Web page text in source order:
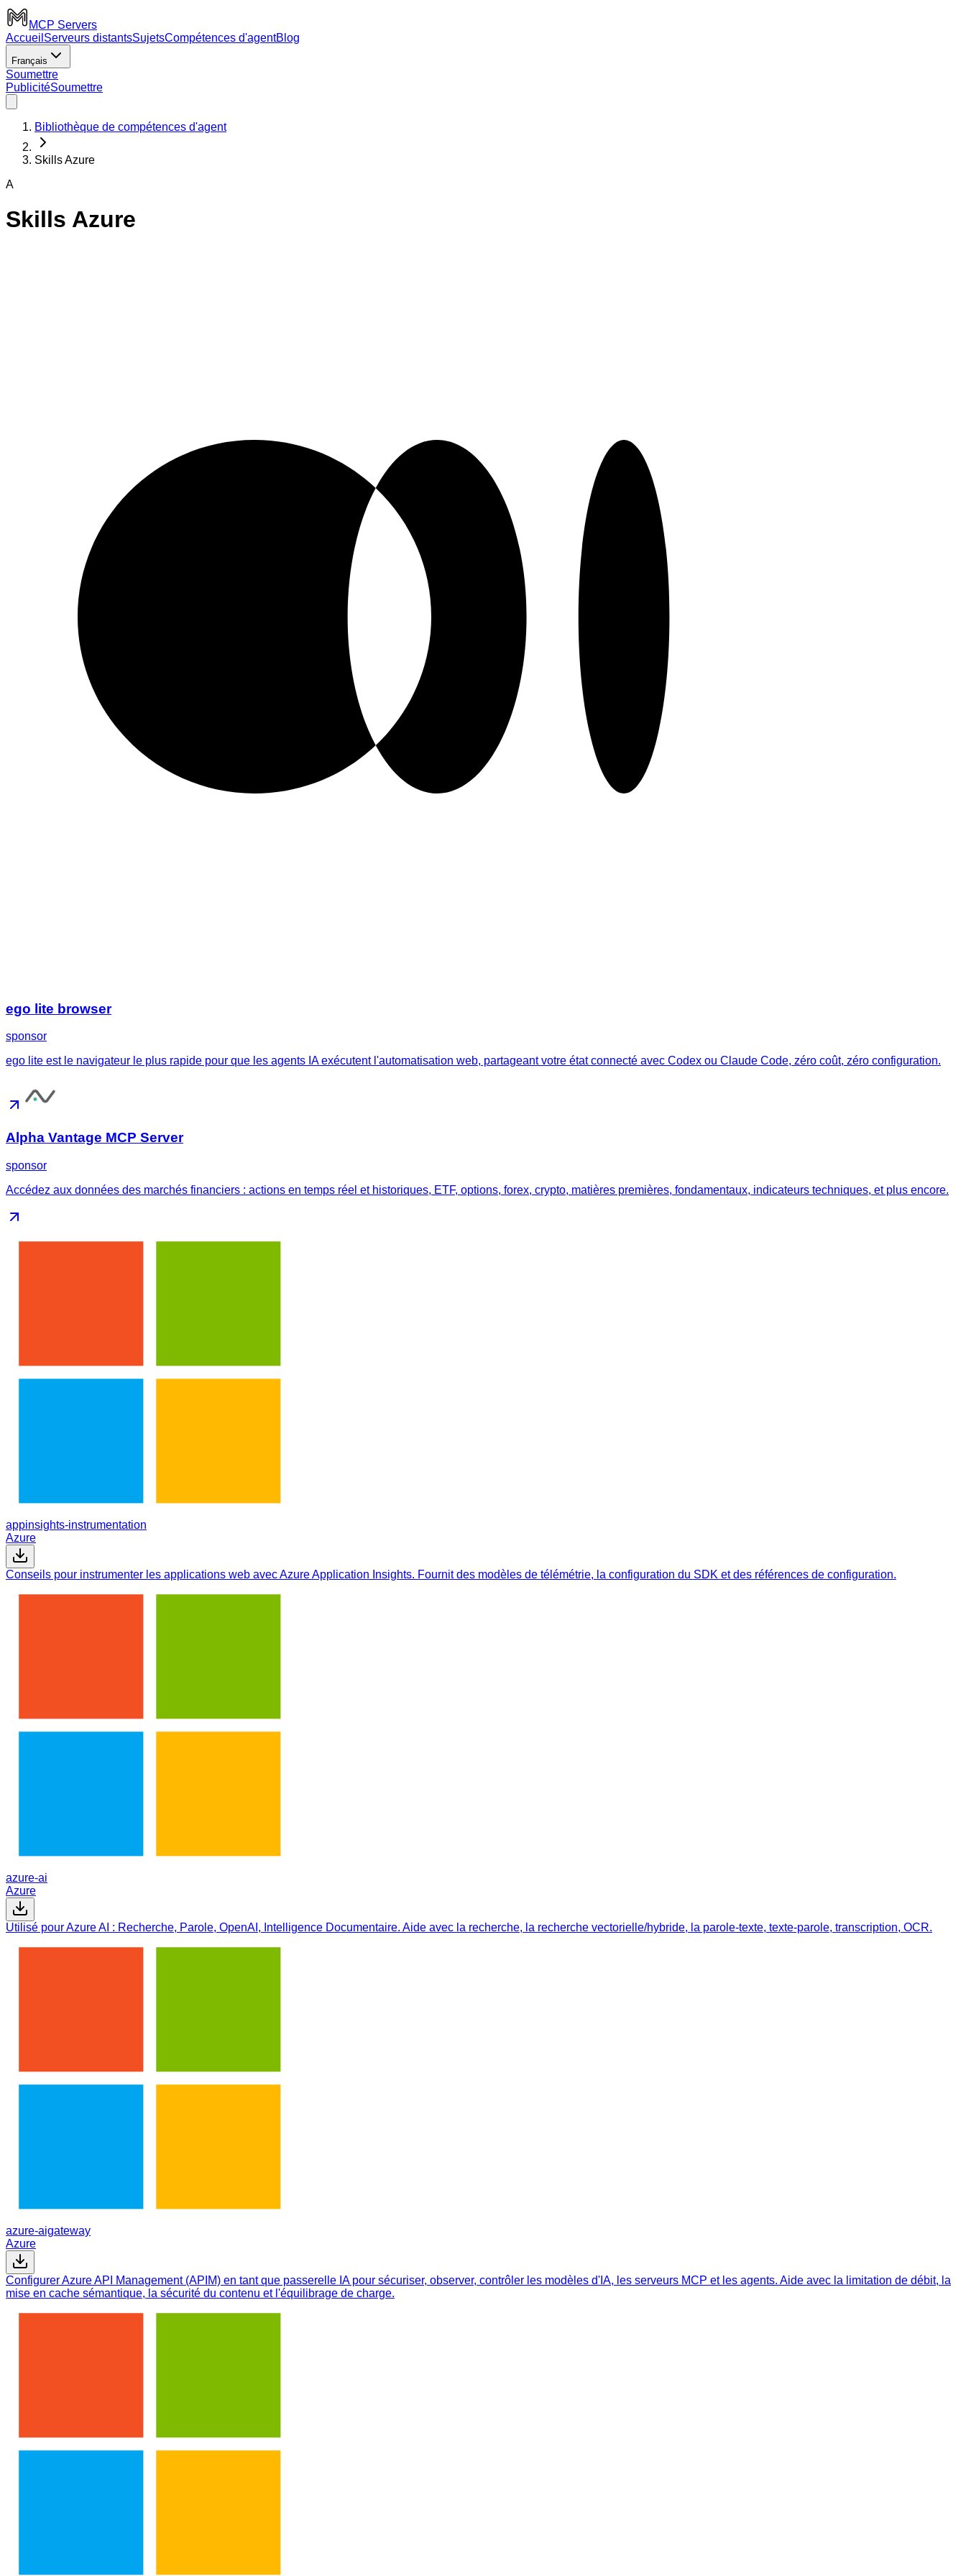
MCP Servers
Accueil Serveurs distantsSujetsCompétences d'agentBlog
Français
Soumettre
PublicitéSoumettre
Bibliothèque de compétences d'agent
Skills Azure
A
Skills Azure
ego lite browser
sponsor
ego lite est le navigateur le plus rapide pour que les agents IA exécutent l'automatisation web, partageant votre état connecté avec Codex ou Claude Code, zéro coût, zéro configuration.
Alpha Vantage MCP Server
sponsor
Accédez aux données des marchés financiers : actions en temps réel et historiques, ETF, options, forex, crypto, matières premières, fondamentaux, indicateurs techniques, et plus encore.
appinsights-instrumentation
Azure
Conseils pour instrumenter les applications web avec Azure Application Insights. Fournit des modèles de télémétrie, la configuration du SDK et des références de configuration.
azure-ai
Azure
Utilisé pour Azure AI : Recherche, Parole, OpenAI, Intelligence Documentaire. Aide avec la recherche, la recherche vectorielle/hybride, la parole-texte, texte-parole, transcription, OCR.
azure-aigateway
Azure
Configurer Azure API Management (APIM) en tant que passerelle IA pour sécuriser, observer, contrôler les modèles d'IA, les serveurs MCP et les agents. Aide avec la limitation de débit, la
mise en cache sémantique, la sécurité du contenu et l'équilibrage de charge.